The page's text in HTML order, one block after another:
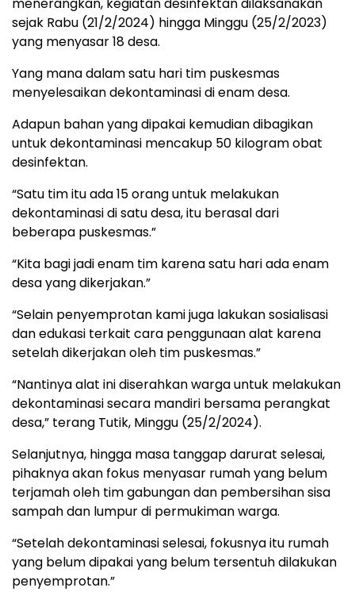
menerangkan, kegiatan desinfektan dilaksanakan
sejak Rabu (21/2/2024) hingga Minggu (25/2/2023)
yang menyasar 18 desa.
Yang mana dalam satu hari tim puskesmas
menyelesaikan dekontaminasi di enam desa.
Adapun bahan yang dipakai kemudian dibagikan
untuk dekontaminasi mencakup 50 kilogram obat
desinfektan.
“Satu tim itu ada 15 orang untuk melakukan
dekontaminasi di satu desa, itu berasal dari
beberapa puskesmas.”
“Kita bagi jadi enam tim karena satu hari ada enam
desa yang dikerjakan.”
“Selain penyemprotan kami juga lakukan sosialisasi
dan edukasi terkait cara penggunaan alat karena
setelah dikerjakan oleh tim puskesmas.”
“Nantinya alat ini diserahkan warga untuk melakukan
dekontaminasi secara mandiri bersama perangkat
desa,” terang Tutik, Minggu (25/2/2024).
Selanjutnya, hingga masa tanggap darurat selesai,
pihaknya akan fokus menyasar rumah yang belum
terjamah oleh tim gabungan dan pembersihan sisa
sampah dan lumpur di permukiman warga.
“Setelah dekontaminasi selesai, fokusnya itu rumah
yang belum dipakai yang belum tersentuh dilakukan
penyemprotan.”